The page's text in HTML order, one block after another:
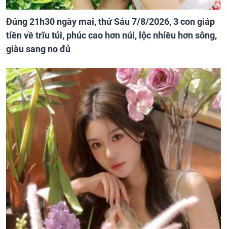
Đúng 21h30 ngày mai, thứ Sáu 7/8/2026, 3 con giáp
tiền về trĩu túi, phúc cao hơn núi, lộc nhiều hơn sông,
giàu sang no đủ